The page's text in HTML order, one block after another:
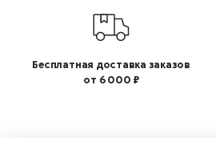
Бесплатная доставка заказов
от 6 000 ₽